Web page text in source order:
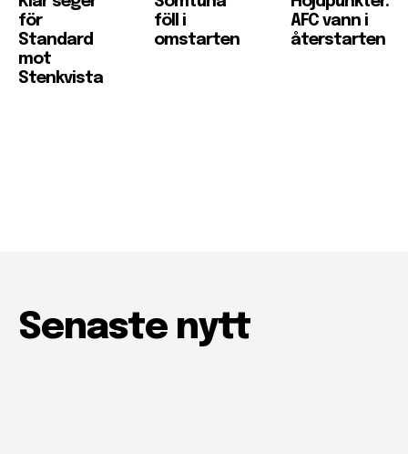
för
Standard
mot
Stenkvista
föll i
omstarten
AFC vann i
återstarten
Senaste nytt